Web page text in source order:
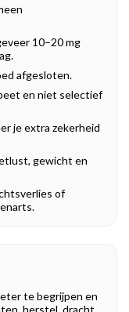
10–20 mg
afgesloten.
en niet selectief
je extra zekerheid
gewicht en
of
te begrijpen en
herstel, dracht,